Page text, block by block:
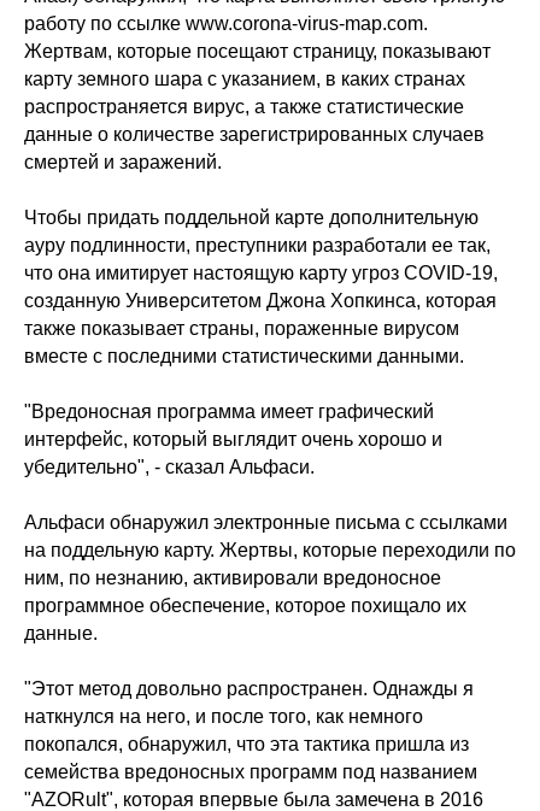
работу по ссылке www.corona-virus-map.com.
Жертвам, которые посещают страницу, показывают
карту земного шара с указанием, в каких странах
распространяется вирус, а также статистические
данные о количестве зарегистрированных случаев
смертей и заражений.
Чтобы придать поддельной карте дополнительную
ауру подлинности, преступники разработали ее так,
что она имитирует настоящую карту угроз COVID-19,
созданную Университетом Джона Хопкинса, которая
также показывает страны, пораженные вирусом
вместе с последними статистическими данными.
"Вредоносная программа имеет графический
интерфейс, который выглядит очень хорошо и
убедительно", - сказал Альфаси.
Альфаси обнаружил электронные письма с ссылками
на поддельную карту. Жертвы, которые переходили по
ним, по незнанию, активировали вредоносное
программное обеспечение, которое похищало их
данные.
"Этот метод довольно распространен. Однажды я
наткнулся на него, и после того, как немного
покопался, обнаружил, что эта тактика пришла из
семейства вредоносных программ под названием
"AZORult", которая впервые была замечена в 2016